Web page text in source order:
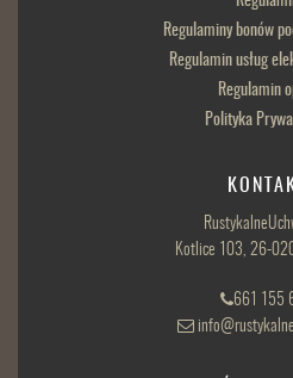
Regulaminy bonów
Regulamin usług
Regulamin
Polityka
Kotlice 103, 26-
661 155